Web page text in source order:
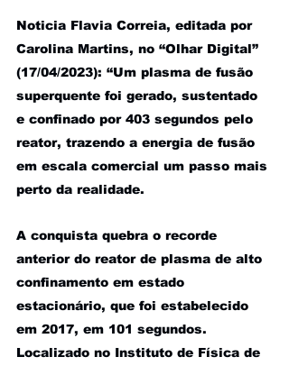
Noticia Flavia Correia, editada por
Carolina Martins, no “Olhar Digital”
(17/04/2023): “Um plasma de fusão
superquente foi gerado, sustentado
e confinado por 403 segundos pelo
reator, trazendo a energia de fusão
em escala comercial um passo mais
perto da realidade.
A conquista quebra o recorde
anterior do reator de plasma de alto
confinamento em estado
estacionário, que foi estabelecido
em 2017, em 101 segundos.
Localizado no Instituto de Física de